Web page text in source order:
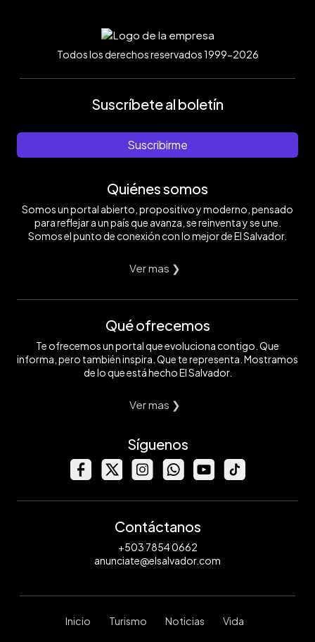
Todos los derechos reservados 1999-2026
Suscríbete al boletín
Suscribirme
Quiénes somos
Somos un portal abierto, propositivo y moderno, pensado
para reflejar a un país que avanza, se reinventa y se une.
Somos el punto de conexión con lo mejor de El Salvador.
Ver mas ❯
Qué ofrecemos
Te ofrecemos un portal que evoluciona contigo. Que
informa, pero también inspira. Que te representa. Mostramos
de lo que está hecho El Salvador.
Ver mas ❯
Síguenos
Contáctanos
+503 7854 0662
anunciate@elsalvador.com
Inicio Turismo Noticias Vida